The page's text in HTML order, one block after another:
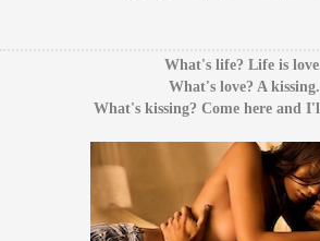
.What's love? A kissing